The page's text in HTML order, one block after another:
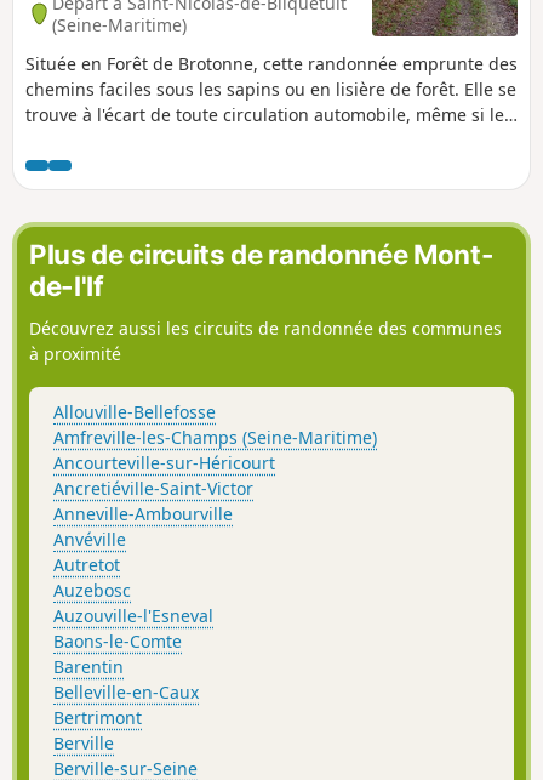
(Seine-Maritime)
Située en Forêt de Brotonne, cette randonnée emprunte des
chemins faciles sous les sapins ou en lisière de forêt. Elle se
trouve à l'écart de toute circulation automobile, même si le
sortie nature.
Plus de circuits de randonnée Mont-
de-l'If
Découvrez aussi les circuits de randonnée des communes
à proximité
Allouville-Bellefosse
Amfreville-les-Champs (Seine-Maritime)
Ancourteville-sur-Héricourt
Ancretiéville-Saint-Victor
Anneville-Ambourville
Anvéville
Autretot
Auzebosc
Auzouville-l'Esneval
Baons-le-Comte
Barentin
Belleville-en-Caux
Bertrimont
Berville
Berville-sur-Seine